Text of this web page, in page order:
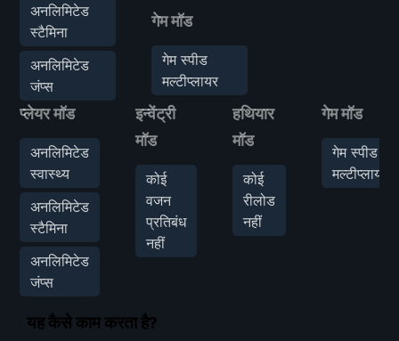
अनलिमिटेड
स्टैमिना
अनलिमिटेड
जंप्स
गेम मॉड
गेम स्पीड
मल्टीप्लायर
प्लेयर मॉड
अनलिमिटेड
स्वास्थ्य
अनलिमिटेड
स्टैमिना
अनलिमिटेड
जंप्स
इन्वेंट्री
मॉड
कोई
वजन
प्रतिबंध
नहीं
हथियार
मॉड
कोई
रीलोड
नहीं
गेम मॉड
गेम स्पीड
मल्टीप्लायर
यह कैसे काम करता है?